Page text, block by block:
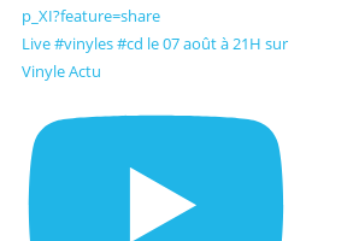
Live #vinyles #cd le 07 août à 21H sur
Vinyle Actu